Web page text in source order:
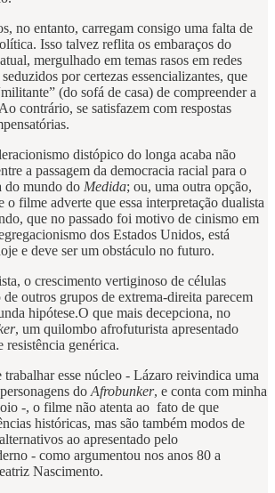
no entanto, carregam consigo uma falta de
Isso talvez reflita os embaraços do
mergulhado em temas rasos em redes
por certezas essencializantes, que
(do sofá de casa) de compreender a
contrário, se satisfazem com respostas
distópico do longa acaba não
a passagem da democracia racial para o
do mundo do Medida; ou, uma outra opção,
o filme adverte que essa interpretação dualista
que no passado foi motivo de cinismo em
dos Estados Unidos, está
e deve ser um obstáculo no futuro.
o crescimento vertiginoso de células
de outros grupos de extrema-direita parecem
hipótese.O que mais decepciona, no
, um quilombo afrofuturista apresentado
resistência genérica.
trabalhar esse núcleo - Lázaro reivindica uma
do Afrobunker, e conta com minha
-, o filme não atenta ao fato de que
históricas, mas são também modos de
ao apresentado pelo
- como argumentou nos anos 80 a
Nascimento.